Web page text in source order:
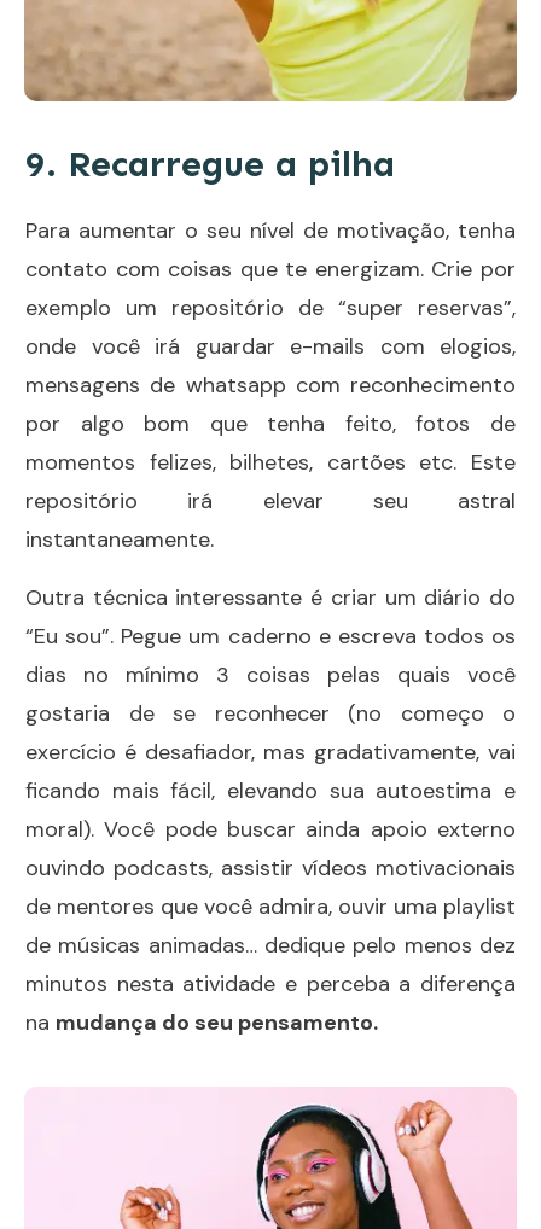
9. Recarregue a pilha
Para aumentar o seu nível de motivação, tenha
contato com coisas que te energizam. Crie por
exemplo um repositório de “super reservas”,
onde você irá guardar e-mails com elogios,
mensagens de whatsapp com reconhecimento
por algo bom que tenha feito, fotos de
momentos felizes, bilhetes, cartões etc. Este
repositório irá elevar seu astral
instantaneamente.
Outra técnica interessante é criar um diário do
“Eu sou”. Pegue um caderno e escreva todos os
dias no mínimo 3 coisas pelas quais você
gostaria de se reconhecer (no começo o
exercício é desafiador, mas gradativamente, vai
ficando mais fácil, elevando sua autoestima e
moral). Você pode buscar ainda apoio externo
ouvindo podcasts, assistir vídeos motivacionais
de mentores que você admira, ouvir uma playlist
de músicas animadas… dedique pelo menos dez
minutos nesta atividade e perceba a diferença
na mudança do seu pensamento.